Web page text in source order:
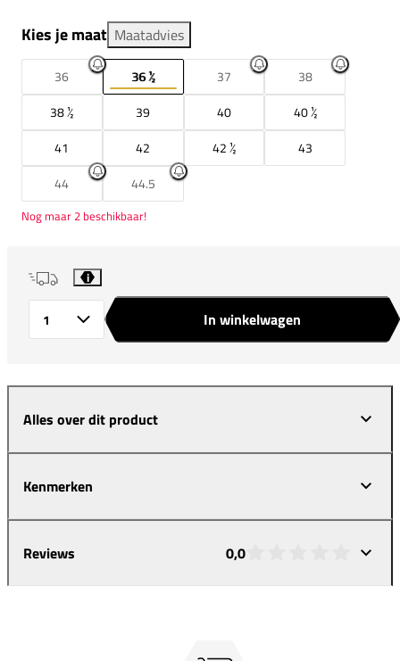
Kies je maat Maatadvies
36 36 ½ 37
38
38 ½
39 40
40 ½
41
42 42 ½
43
44
44.5
Nog maar 2 beschikbaar!
i
In winkelwagen
Alles over dit product
Kenmerken
Reviews 0,0